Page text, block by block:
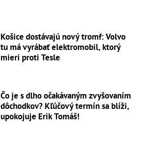
Košice dostávajú nový tromf: Volvo
tu má vyrábať elektromobil, ktorý
mieri proti Tesle
Čo je s dlho očakávaným zvyšovaním
dôchodkov? Kľúčový termín sa blíži,
upokojuje Erik Tomáš!